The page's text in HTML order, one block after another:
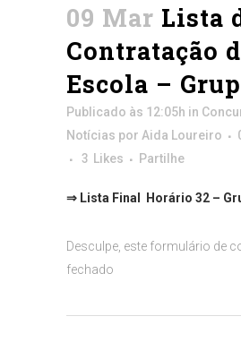
09 Mar Lista
Contratação
Escola –
Publicado às 12:05h in
Notícias por Aida Loureiro
3 Likes Partilhe
⇒ Lista Final Horário 32 –
Desculpe, este formulário de
fechado